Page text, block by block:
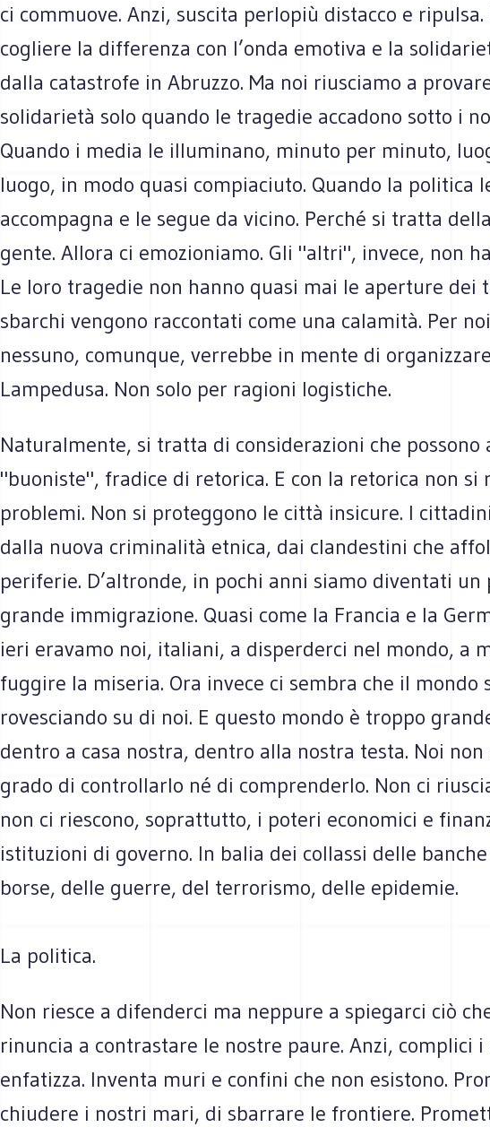
ci commuove. Anzi, suscita perlopiù distacco e
cogliere la differenza con l’onda emotiva e la
dalla catastrofe in Abruzzo. Ma noi riusciamo a
solidarietà solo quando le tragedie accadono sotto i
Quando i media le illuminano, minuto per minuto,
luogo, in modo quasi compiaciuto. Quando la politica
accompagna e le segue da vicino. Perché si tratta
gente. Allora ci emozioniamo. Gli "altri", invece, non
Le loro tragedie non hanno quasi mai le aperture dei
sbarchi vengono raccontati come una calamità. Per
nessuno, comunque, verrebbe in mente di
Lampedusa. Non solo per ragioni logistiche.
Naturalmente, si tratta di considerazioni che possono
"buoniste", fradice di retorica. E con la retorica non si
problemi. Non si proteggono le città insicure. I
dalla nuova criminalità etnica, dai clandestini che
periferie. D’altronde, in pochi anni siamo diventati un
grande immigrazione. Quasi come la Francia e la
ieri eravamo noi, italiani, a disperderci nel mondo, a
fuggire la miseria. Ora invece ci sembra che il mondo
rovesciando su di noi. E questo mondo è troppo
dentro a casa nostra, dentro alla nostra testa. Noi non
grado di controllarlo né di comprenderlo. Non ci
non ci riescono, soprattutto, i poteri economici e
istituzioni di governo. In balia dei collassi delle
borse, delle guerre, del terrorismo, delle epidemie.
La politica.
Non riesce a difenderci ma neppure a spiegarci ciò
rinuncia a contrastare le nostre paure. Anzi, complici
enfatizza. Inventa muri e confini che non esistono.
chiudere i nostri mari, di sbarrare le frontiere.